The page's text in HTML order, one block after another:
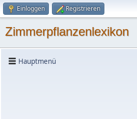
Einloggen Registrieren
Zimmerpflanzenlexikon
Hauptmenü